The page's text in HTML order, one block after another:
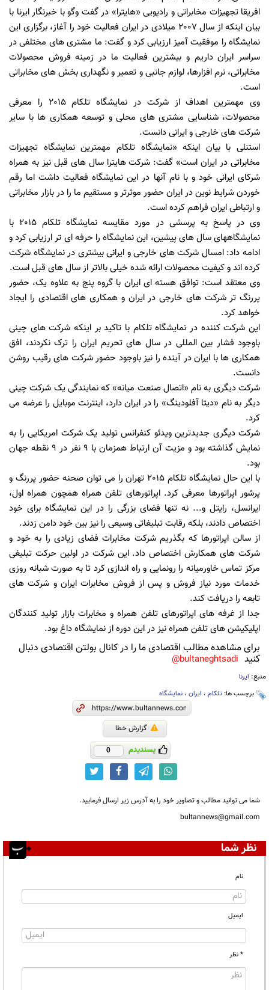
افریقا تجهیزات مخابراتی و رادیویی «هایترا» در گفت وگو با خبرنگار ایرنا با
بیان اینکه از سال 2007 میلادی در ایران فعالیت خود را آغاز، برگزاری این
نمایشگاه را موفقیت آمیز ارزیابی کرد و گفت: ما مشتری های مختلفی در
سراسر ایران داریم و بیشترین فعالیت ما در زمینه فروش محصولات
مخابراتی، نرم افزارها، لوازم جانبی و تعمیر و نگهداری بخش های مخابراتی
است.
وی مهمترین اهداف از شرکت در نمایشگاه تلکام 2015 را معرفی
محصولات، شناسایی مشتری های محلی و توسعه همکاری ها با سایر
شرکت های خارجی و ایرانی دانست.
استنلی با بیان اینکه «نمایشگاه تلکام مهمترین نمایشگاه تجهیزات
مخابراتی در ایران است» گفت: شرکت هایترا سال های قبل نیز به همراه
شرکای ایرانی خود و با نام آنها در این نمایشگاه فعالیت داشت اما رقم
خوردن شرایط نوین در ایران حضور موثرتر و مستقیم ما را در بازار مخابراتی
و ارتباطی ایران فراهم کرده است.
وی در پاسخ به پرسشی در مورد مقایسه نمایشگاه تلکام 2015 با
نمایشگاههای سال های پیشین، این نمایشگاه را حرفه ای تر ارزیابی کرد و
ادامه داد: امسال شرکت های خارجی و ایرانی بیشتری در نمایشگاه شرکت
کرده اند و کیفیت محصولات ارائه شده خیلی بالاتر از سال های قبل است.
وی معتقد است: توافق هسته ای ایران با گروه پنج به علاوه یک، حضور
پررنگ تر شرکت های خارجی در ایران و همکاری های اقتصادی را ایجاد
خواهد کرد.
این شرکت کننده در نمایشگاه تلکام با تاکید بر اینکه شرکت های چینی
باوجود فشار بین المللی در سال های تحریم ایران را ترک نکردند، افق
همکاری ها با ایران در آینده را نیز باوجود حضور شرکت های رقیب روشن
دانست.
شرکت دیگری به نام «اتصال صنعت میانه» که نمایندگی یک شرکت چینی
دیگر به نام «دیتا آفلودینگ» را در ایران دارد، اینترنت موبایل را عرضه می
کرد.
شرکت دیگری جدیدترین ویدئو کنفرانس تولید یک شرکت امریکایی را به
نمایش گذاشته بود و مزیت آن ارتباط همزمان با 9 نفر در 9 نقطه جهان
بود.
با این حال نمایشگاه تلکام 2015 تهران را می توان صحنه حضور پررنگ و
پرشور اپراتورها معرفی کرد. اپراتورهای تلفن همراه همچون همراه اول،
ایرانسل، رایتل و... نه تنها فضای بزرگی را در این نمایشگاه برای خود
اختصاص دادند، بلکه رقابت تبلیغاتی وسیعی را نیز بین خود دامن زدند.
از سالن اپراتورها که بگذریم شرکت مخابرات فضای زیادی را به خود و
شرکت های همکارش اختصاص داد. این شرکت در اولین حرکت تبلیغی
مرکز تماس خاورمیانه را رونمایی و راه اندازی کرد تا به صورت شبانه روزی
خدمات مورد نیاز فروش و پس از فروش مخابرات ایران و شرکت های
تابعه را دریافت کند.
جدا از غرفه های اپراتورهای تلفن همراه و مخابرات بازار تولید کنندگان
اپلیکیشن های تلفن همراه نیز در این دوره از نمایشگاه داغ بود.
برای مشاهده مطالب اقتصادی ما را در کانال بولتن اقتصادی دنبال
کنید bultaneghtsadi@
منبع: ایرنا
برچسب ها: تلکام ، ایران ، نمایشگاه
گزارش خطا
پسندیدم 0
شما می توانید مطالب و تصاویر خود را به آدرس زیر ارسال فرمایید.
bultannews@gmail.com
نظر شما
نام
ایمیل
* نظر